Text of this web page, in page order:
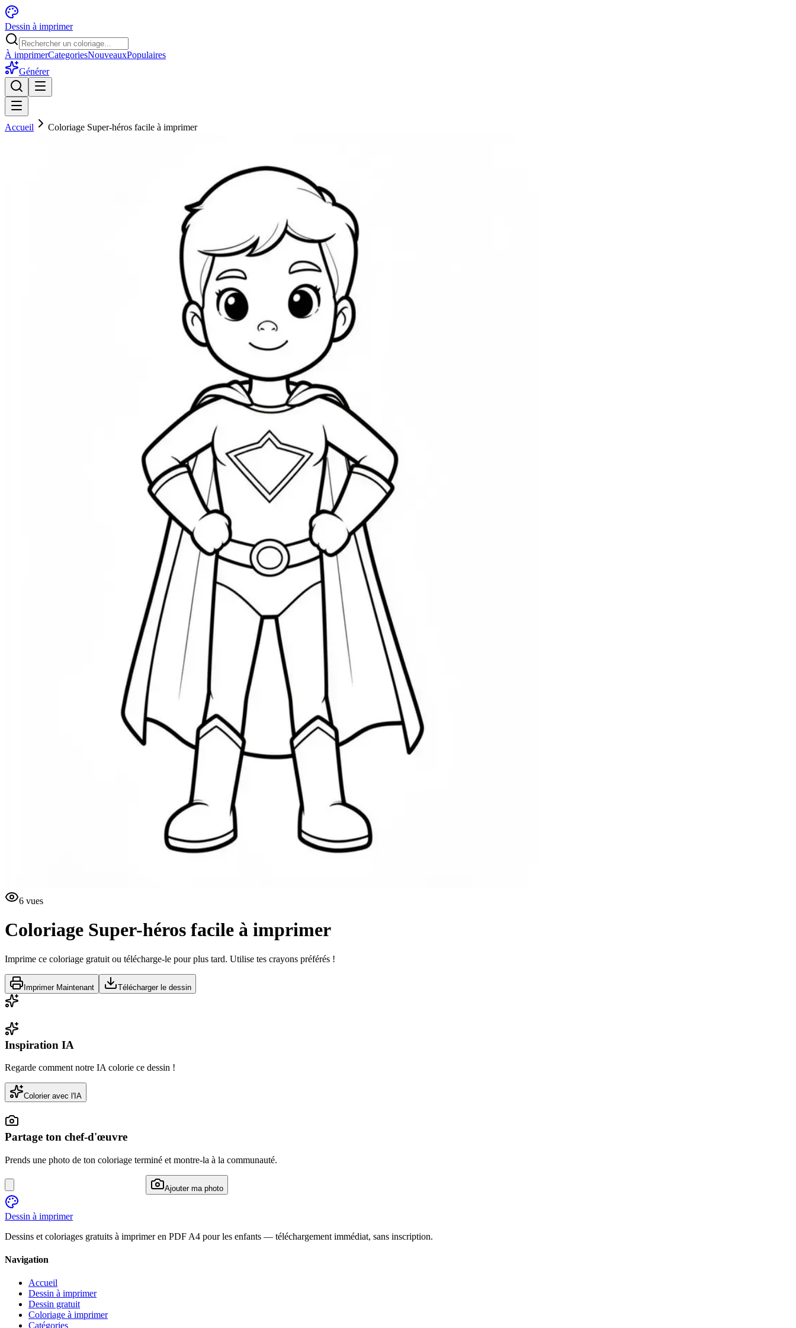
Dessin à imprimer
À imprimerCategoriesNouveauxPopulaires
Générer
Accueil Coloriage Super-héros facile à imprimer
6 vues
Coloriage Super-héros facile à imprimer
Imprime ce coloriage gratuit ou télécharge-le pour plus tard. Utilise tes crayons préférés !
Imprimer Maintenant Télécharger le dessin
Inspiration IA
Regarde comment notre IA colorie ce dessin !
Colorier avec l'IA
Partage ton chef-d'œuvre
Prends une photo de ton coloriage terminé et montre-la à la communauté.
Ajouter ma photo
Dessin à imprimer
Dessins et coloriages gratuits à imprimer en PDF A4 pour les enfants — téléchargement immédiat, sans inscription.
Navigation
Accueil
Dessin à imprimer
Dessin gratuit
Coloriage à imprimer
Catégories